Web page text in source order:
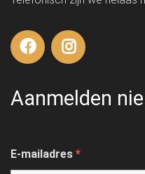
Aanmelden
E-mailadres *